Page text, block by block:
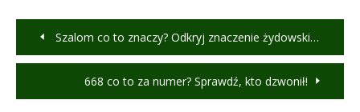
Nawigacja
wpisu
Szalom co to znaczy? Odkryj znaczenie żydowskiego pozdrowienia
668 co to za numer? Sprawdź, kto dzwonił!